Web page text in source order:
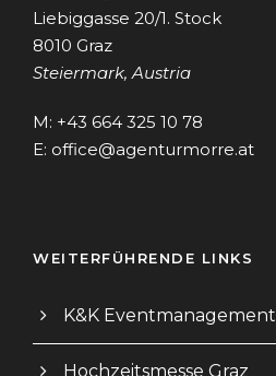
Liebiggasse 20/1. Stock
8010 Graz
Steiermark, Austria
M: +43 664 325 10 78
E: office@agenturmorre.at
WEITERFÜHRENDE LINKS
K&K Eventmanagement
Hochzeitsmesse Graz